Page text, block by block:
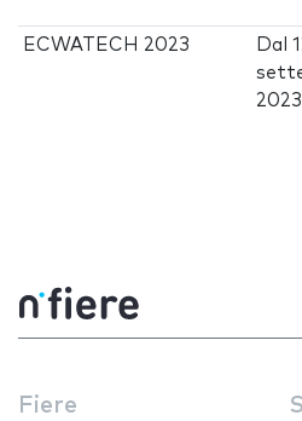
ECWATECH 2023 Dal
2023
Fiere